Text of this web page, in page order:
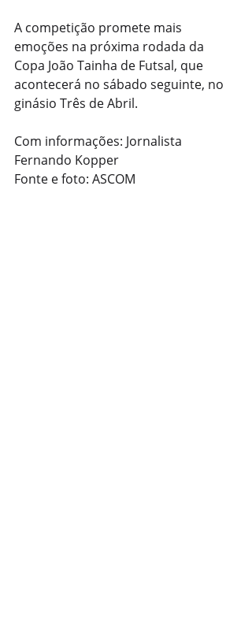
A competição promete mais
emoções na próxima rodada da
Copa João Tainha de Futsal, que
acontecerá no sábado seguinte, no
ginásio Três de Abril.
Com informações: Jornalista
Fernando Kopper
Fonte e foto: ASCOM